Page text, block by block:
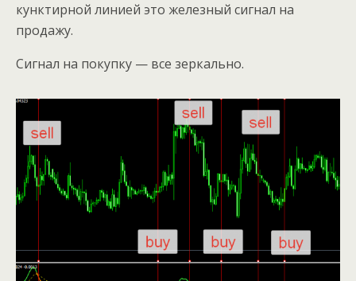
кунктирной линией это железный сигнал на
продажу.
Сигнал на покупку — все зеркально.